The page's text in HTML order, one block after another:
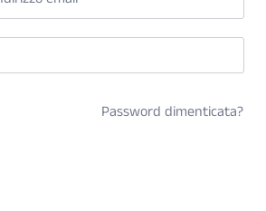
Password dimenticata?